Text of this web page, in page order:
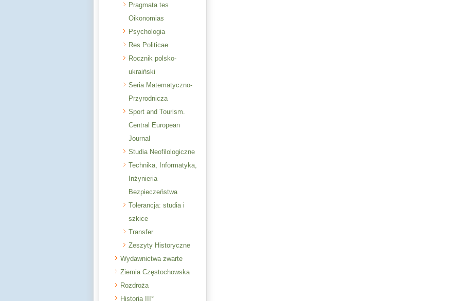
Pragmata tes
Oikonomias
Psychologia
Res Politicae
Rocznik polsko-
ukraiński
Seria Matematyczno-
Przyrodnicza
Sport and Tourism.
Central European
Journal
Studia Neofilologiczne
Technika, Informatyka,
Inżynieria
Bezpieczeństwa
Tolerancja: studia i
szkice
Transfer
Zeszyty Historyczne
Wydawnictwa zwarte
Ziemia Częstochowska
Rozdroża
Historia III°